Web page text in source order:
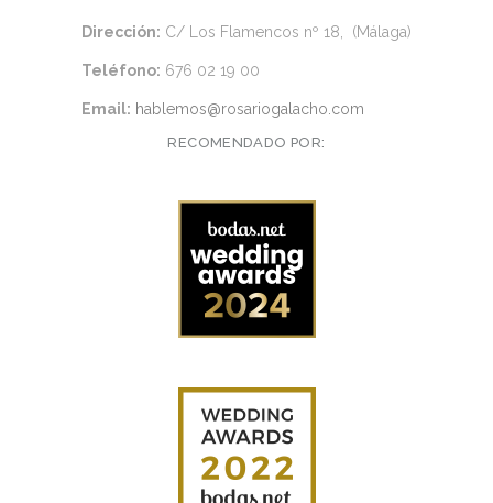
Dirección: C/ Los Flamencos nº 18, (Málaga)
Teléfono: 676 02 19 00
Email: hablemos@rosariogalacho.com
RECOMENDADO POR: